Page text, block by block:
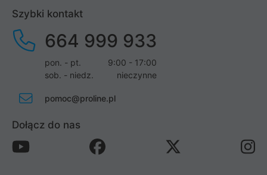
Szybki kontakt
664 999 933
pon. - pt.
9:00 - 17:00
sob. - niedz.
nieczynne
pomoc@proline.pl
Dołącz do nas